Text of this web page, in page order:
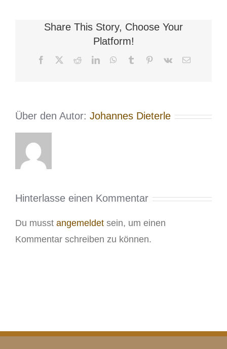
Share This Story, Choose Your
Platform!
Facebook RedditLinkedInWhatsApp
Tumblr Pinterest
Vk
E-
Über den Autor: Johannes Dieterle
Hinterlasse einen Kommentar
Du musst angemeldet sein, um einen
Kommentar schreiben zu können.